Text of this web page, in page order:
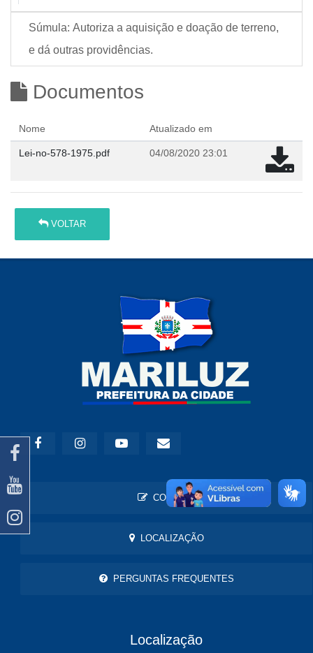
Súmula: Autoriza a aquisição e doação de terreno,
e dá outras providências.
Documentos
Nome Atualizado em
Lei-no-578-1975.pdf 04/08/2020 23:01
VOLTAR
CONTATO
LOCALIZAÇÃO
PERGUNTAS FREQUENTES
Localização